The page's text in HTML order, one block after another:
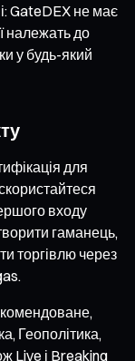
GateDEX не має
належать до
у будь-який
для
входу
гаманець,
торгівлю через
Геополітика,
Live і Breaking